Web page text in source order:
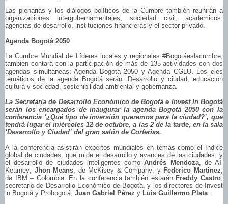
Las plenarias y los diálogos políticos de la Cumbre también reunirán a
organizaciones intergubernamentales, sociedad civil, académicos,
agencias de desarrollo, instituciones financieras y el sector privado.
Agenda Bogotá 2050
La Cumbre Mundial de Líderes locales y regionales #Bogotáeslacumbre,
también contará con la participación de más de 135 actividades con dos
agendas simultáneas: Agenda Bogotá 2050 y Agenda CGLU. Los ejes
temáticos de la agenda Bogotá serán: Desarrollo y ciudad, educación
cultura y sociedad, sostenibilidad ambiental y gobernanza.
La Secretaría de Desarrollo Económico de Bogotá e Invest In Bogotá
serán los encargados de inaugurar la agenda Bogotá 2050 con la
conferencia ‘¿Qué tipo de inversión queremos para la ciudad?’, que
tendrá lugar el miércoles 12 de octubre, a las 2 de la tarde, en la sala
‘Desarrollo y Ciudad’ del gran salón de Corferias.
A la conferencia asistirán expertos mundiales en temas como el índice
global de ciudades, que mide el desarrollo y avances de las ciudades, y
el desarrollo de ciudades inteligentes comoAndrés Mendoza, de AT
Kearney; Jhon Means, de McKisey & Company; y Federico Martinez,
de IBM – Colombia. En la conferencia también estarán Freddy Castro,
secretario de Desarrollo Económico de Bogotá, y los directores de Invest
in Bogotá y Probogotá, Juan Gabriel Pérez y Luis Guillermo Plata.